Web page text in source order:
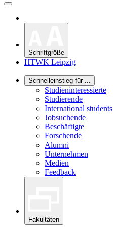
Schriftgröße
HTWK Leipzig
Schnelleinstieg für ...
Studieninteressierte
Studierende
International students
Jobsuchende
Beschäftigte
Forschende
Alumni
Unternehmen
Medien
Feedback
Fakultäten